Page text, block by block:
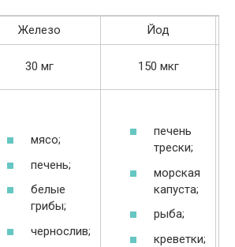
Железо
Йод
30 мг 150 мкг
мясо;
печень;
белые
грибы;
чернослив;
печень
трески;
морская
капуста;
рыба;
креветки;